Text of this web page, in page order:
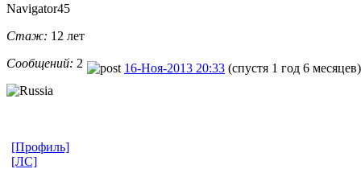
Navigator45
Стаж: 12 лет
Сообщений: 2 16-Ноя-2013 20:33 (спустя 1 год 6 месяцев)
[Профиль]
[ЛС]